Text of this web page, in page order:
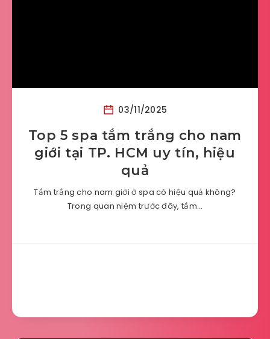
03/11/2025
Top 5 spa tắm trắng cho nam
giới tại TP. HCM uy tín, hiệu
quả
Tắm trắng cho nam giới ở spa có hiệu quả không?
Trong quan niệm trước đây, tắm…